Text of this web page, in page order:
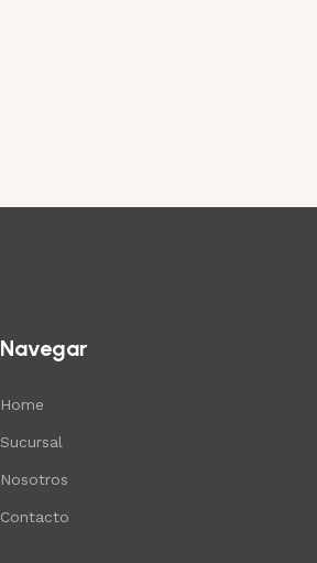
Navegar
Home
Sucursal
Nosotros
Contacto